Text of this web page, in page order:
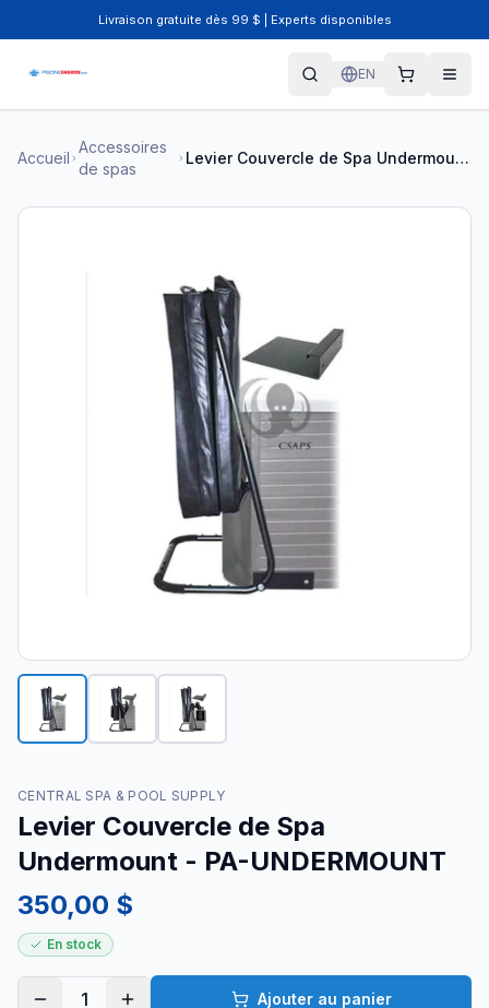
Livraison gratuite dès 99 $ | Experts disponibles
EN
Accueil
Accessoires
de spas
Levier Couvercle de Spa Undermount - PA-UNDERMOUNT
CENTRAL SPA & POOL SUPPLY
Levier Couvercle de Spa
Undermount - PA-UNDERMOUNT
350,00 $
En stock
1 Ajouter au panier